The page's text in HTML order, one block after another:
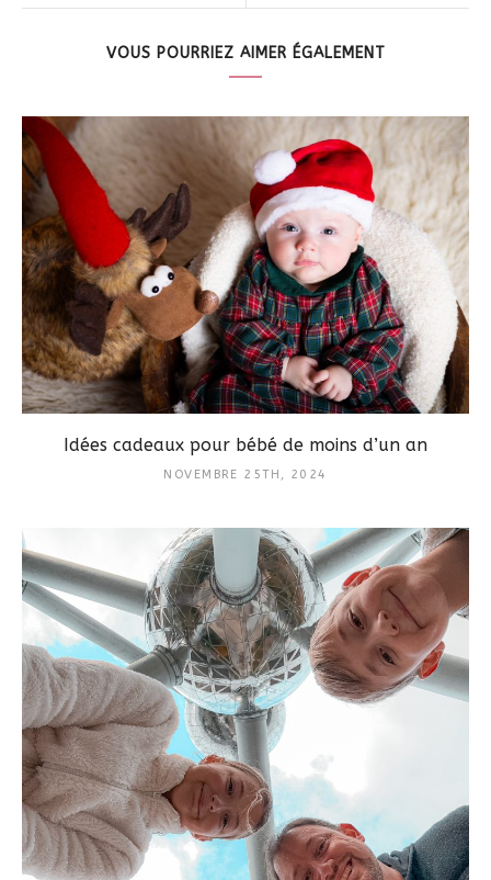
VOUS POURRIEZ AIMER ÉGALEMENT
Idées cadeaux pour bébé de moins d’un an
NOVEMBRE 25TH, 2024